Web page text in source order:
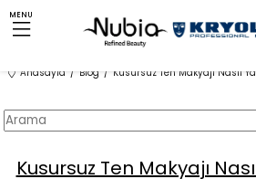
MENU
Anasayfa Blog Kusursuz Ten Makyajı Nasıl
Kusursuz Ten Makyajı